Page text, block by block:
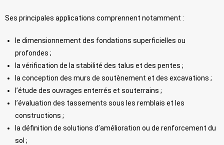
Ses principales applications comprennent notamment :
le dimensionnement des fondations superficielles ou
profondes ;
la vérification de la stabilité des talus et des pentes ;
la conception des murs de soutènement et des excavations ;
l’étude des ouvrages enterrés et souterrains ;
l’évaluation des tassements sous les remblais et les
constructions ;
la définition de solutions d’amélioration ou de renforcement du
sol ;